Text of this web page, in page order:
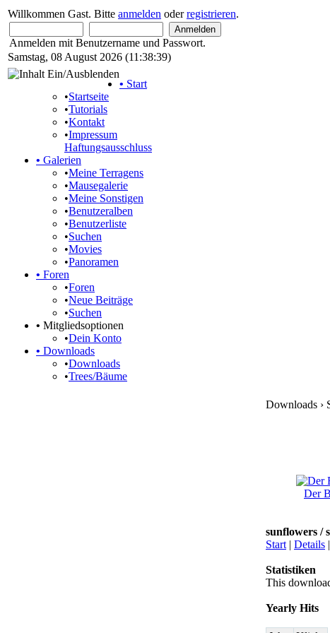
Willkommen Gast. Bitte anmelden oderregistrieren.
Anmelden mit Benutzername und Passwort.
Samstag, 08 August 2026 (11:38:39)
• Start
•Startseite
•Tutorials
•Kontakt
•Impressum
Haftungsausschluss
• Galerien
•Meine Terragens
•Mausegalerie
•Meine Sonstigen
•Benutzeralben
•Benutzerliste
•Suchen
•Movies
•Panoramen
• Foren
•Foren
•Neue Beiträge
•Suchen
• Mitgliedsoptionen
•Dein Konto
• Downloads
•Downloads
•Trees/Bäume
Downloads ›
Der
sunflowers /
Start | Details |
Statistiken
This
Yearly Hits